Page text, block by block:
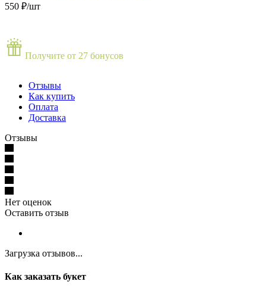
550 ₽/шт
Получите от 27 бонусов
Отзывы
Как купить
Оплата
Доставка
Отзывы
Нет оценок
Оставить отзыв
Загрузка отзывов...
Как заказать букет